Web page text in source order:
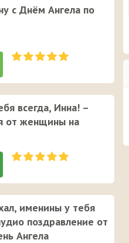
с Днём Ангела по
всегда, Инна! –
от женщины на
именины у тебя
поздравление от
Ангела